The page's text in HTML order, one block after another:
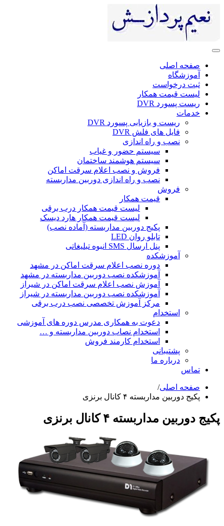
صفحه اصلی
آموزشگاه
ثبت درخواست
لیست قیمت همکار
ریست پسورد DVR
خدمات
ریست و بازیابی پسورد DVR
فایل های فلش DVR
نصب و راه اندازی
سیستم حضور و غیاب
سیستم هوشمند ساختمان
فروش و نصب اعلام سرقت اماکن
نصب و راه اندازی دوربین مداربسته
فروش
قیمت همکار
لیست قیمت همکار درب برقی
لیست قیمت همکار هارد دیسک
پکیج دوربین مداربسته (آماده نصب)
تابلو روان LED
پنل ارسال SMS انبوه تبلیغاتی
آموزشکده
دوره نصب اعلام سرقت اماکن در مشهد
آموزشکده نصب دوربین مداربسته در مشهد
آموزش نصب اعلام سرقت اماکن در شیراز
آموزشکده نصب دوربین مداربسته در شیراز
مرکز آموزش تخصصی نصب درب برقی
استخدام
دعوت به همکاری مدرس دوره های آموزشی
استخدام نصاب دوربین مداربسته و …
استخدام کارمند فروش
پشتیبانی
درباره ما
تماس
صفحه اصلی/
پکیج دوربین مداربسته ۴ کانال برنزی
پکیج دوربین مداربسته ۴ کانال برنزی